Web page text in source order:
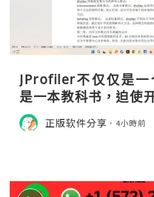
JProfiler不仅仅是一
是一本教科书，迫使
M的内存模型、垃圾
理。通过直观的可视
正版软件分享 4小時前